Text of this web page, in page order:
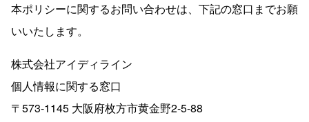
本ポリシーに関するお問い合わせは、下記の窓口までお願
いいたします。
株式会社アイディライン
個人情報に関する窓口
〒573-1145 大阪府枚方市黄金野2-5-88